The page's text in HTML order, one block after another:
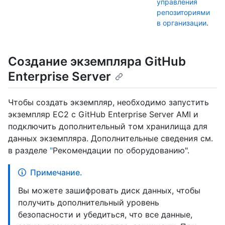
управления
репозиториями
в организации.
Создание экземпляра GitHub
Enterprise Server
Чтобы создать экземпляр, необходимо запустить
экземпляр EC2 с GitHub Enterprise Server AMI и
подключить дополнительный том хранилища для
данных экземпляра. Дополнительные сведения см.
в разделе "Рекомендации по оборудованию".
Примечание.
Вы можете зашифровать диск данных, чтобы
получить дополнительный уровень
безопасности и убедиться, что все данные,